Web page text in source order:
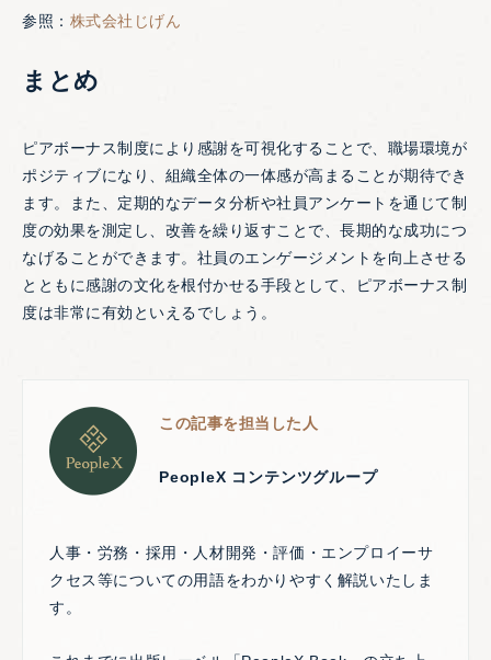
参照： 株式会社じげん
まとめ
ピアボーナス制度により感謝を可視化することで、職場環境が
ポジティブになり、組織全体の一体感が高まることが期待でき
ます。また、定期的なデータ分析や社員アンケートを通じて制
度の効果を測定し、改善を繰り返すことで、長期的な成功につ
なげることができます。社員のエンゲージメントを向上させる
とともに感謝の文化を根付かせる手段として、ピアボーナス制
度は非常に有効といえるでしょう。
この記事を担当した人
PeopleX コンテンツグループ
人事・労務・採用・人材開発・評価・エンプロイーサ
クセス等についての用語をわかりやすく解説いたしま
す。